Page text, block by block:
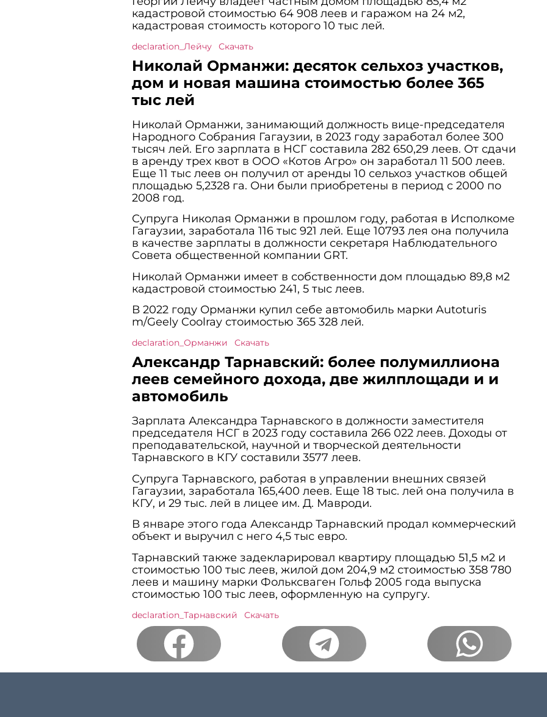
кадастровой стоимостью 64 908 леев и гаражом на 24 м2,
кадастровая стоимость которого 10 тыс лей.
declaration_Лейчу Скачать
Николай Орманжи: десяток сельхоз участков,
дом и новая машина стоимостью более 365
тыс лей
Николай Орманжи, занимающий должность вице-председателя
Народного Собрания Гагаузии, в 2023 году заработал более 300
тысяч лей. Его зарплата в НСГ составила 282 650,29 леев. От сдачи
в аренду трех квот в ООО «Котов Агро» он заработал 11 500 леев.
Еще 11 тыс леев он получил от аренды 10 сельхоз участков общей
площадью 5,2328 га. Они были приобретены в период с 2000 по
2008 год.
Супруга Николая Орманжи в прошлом году, работая в Исполкоме
Гагаузии, заработала 116 тыс 921 лей. Еще 10793 лея она получила
в качестве зарплаты в должности секретаря Наблюдательного
Совета общественной компании GRT.
Николай Орманжи имеет в собственности дом площадью 89,8 м2
кадастровой стоимостью 241, 5 тыс леев.
В 2022 году Орманжи купил себе автомобиль марки Autoturis
m/Geely Coolray стоимостью 365 328 лей.
declaration_Орманжи Скачать
Александр Тарнавский: более полумиллиона
леев семейного дохода, две жилплощади и и
автомобиль
Зарплата Александра Тарнавского в должности заместителя
председателя НСГ в 2023 году составила 266 022 леев. Доходы от
преподавательской, научной и творческой деятельности
Тарнавского в КГУ составили 3577 леев.
Супруга Тарнавского, работая в управлении внешних связей
Гагаузии, заработала 165,400 леев. Еще 18 тыс. лей она получила в
КГУ, и 29 тыс. лей в лицее им. Д. Мавроди.
В январе этого года Александр Тарнавский продал коммерческий
объект и выручил с него 4,5 тыс евро.
Тарнавский также задекларировал квартиру площадью 51,5 м2 и
стоимостью 100 тыс леев, жилой дом 204,9 м2 стоимостью 358 780
леев и машину марки Фольксваген Гольф 2005 года выпуска
стоимостью 100 тыс леев, оформленную на супругу.
declaration_Тарнавский Скачать